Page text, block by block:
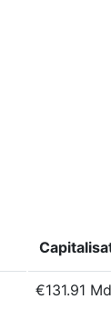
€131.91 Md